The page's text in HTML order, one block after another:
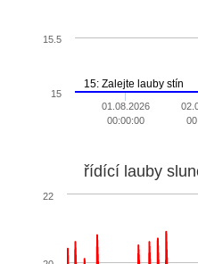
15: Zalejte lauby stín
01.08.2026
00:00:00
15
15.5
řídící lauby
22